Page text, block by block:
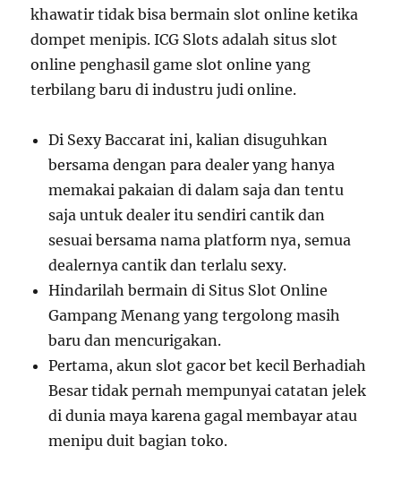
khawatir tidak bisa bermain slot online ketika
dompet menipis. ICG Slots adalah situs slot
online penghasil game slot online yang
terbilang baru di industru judi online.
Di Sexy Baccarat ini, kalian disuguhkan
bersama dengan para dealer yang hanya
memakai pakaian di dalam saja dan tentu
saja untuk dealer itu sendiri cantik dan
sesuai bersama nama platform nya, semua
dealernya cantik dan terlalu sexy.
Hindarilah bermain di Situs Slot Online
Gampang Menang yang tergolong masih
baru dan mencurigakan.
Pertama, akun slot gacor bet kecil Berhadiah
Besar tidak pernah mempunyai catatan jelek
di dunia maya karena gagal membayar atau
menipu duit bagian toko.